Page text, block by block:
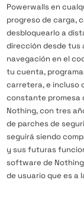
Powerwalls en
progreso de carga,
desbloquearlo a
dirección desde tus
navegación en el
tu cuenta,
carretera, e incluso
constante promesa
Nothing, con tres
de parches de
seguirá siendo
y sus futuras
software de
de usuario que es a